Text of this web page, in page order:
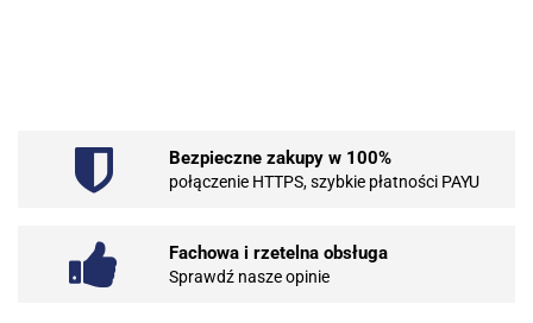
101 INC
Bezpieczne zakupy w 100%
połączenie HTTPS, szybkie płatności PAYU
Fachowa i rzetelna obsługa
Sprawdź nasze opinie